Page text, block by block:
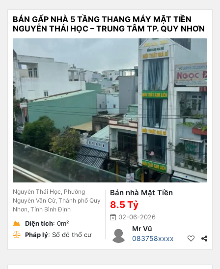
BÁN GẤP NHÀ 5 TẦNG THANG MÁY MẶT TIỀN
NGUYỄN THÁI HỌC – TRUNG TÂM TP. QUY NHƠN
Nguyễn Thái Học, Phường
Nguyễn Văn Cừ, Thành phố Quy
Nhơn, Tỉnh Bình Định
Diện tích: 0m²
Pháp lý: Sổ đỏ thổ cư
Bán nhà Mặt Tiền
8.5 Tỷ
02-06-2026
Mr Vũ
083758xxxx